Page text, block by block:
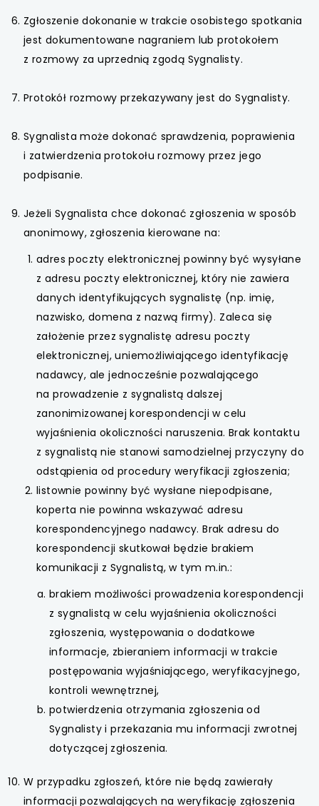
Zgłoszenie dokonanie w trakcie osobistego spotkania
jest dokumentowane nagraniem lub protokołem
z rozmowy za uprzednią zgodą Sygnalisty.
Protokół rozmowy przekazywany jest do Sygnalisty.
Sygnalista może dokonać sprawdzenia, poprawienia
i zatwierdzenia protokołu rozmowy przez jego
podpisanie.
Jeżeli Sygnalista chce dokonać zgłoszenia w sposób
anonimowy, zgłoszenia kierowane na:
adres poczty elektronicznej powinny być wysyłane
z adresu poczty elektronicznej, który nie zawiera
danych identyfikujących sygnalistę (np. imię,
nazwisko, domena z nazwą firmy). Zaleca się
założenie przez sygnalistę adresu poczty
elektronicznej, uniemożliwiającego identyfikację
nadawcy, ale jednocześnie pozwalającego
na prowadzenie z sygnalistą dalszej
zanonimizowanej korespondencji w celu
wyjaśnienia okoliczności naruszenia. Brak kontaktu
z sygnalistą nie stanowi samodzielnej przyczyny do
odstąpienia od procedury weryfikacji zgłoszenia;
listownie powinny być wysłane niepodpisane,
koperta nie powinna wskazywać adresu
korespondencyjnego nadawcy. Brak adresu do
korespondencji skutkował będzie brakiem
komunikacji z Sygnalistą, w tym m.in.:
brakiem możliwości prowadzenia korespondencji
z sygnalistą w celu wyjaśnienia okoliczności
zgłoszenia, występowania o dodatkowe
informacje, zbieraniem informacji w trakcie
postępowania wyjaśniającego, weryfikacyjnego,
kontroli wewnętrznej,
potwierdzenia otrzymania zgłoszenia od
Sygnalisty i przekazania mu informacji zwrotnej
dotyczącej zgłoszenia.
W przypadku zgłoszeń, które nie będą zawierały
informacji pozwalających na weryfikację zgłoszenia